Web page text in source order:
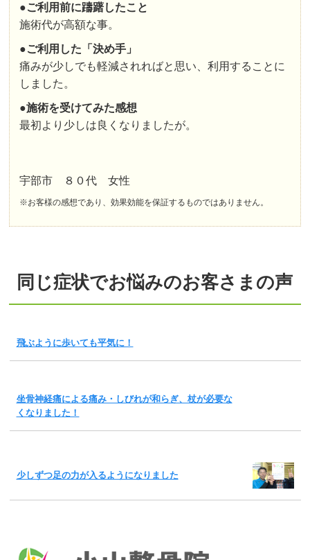
●ご利用前に躊躇したこと
施術代が高額な事。
●ご利用した「決め手」
痛みが少しでも軽減されればと思い、利用することに
しました。
●施術を受けてみた感想
最初より少しは良くなりましたが。
宇部市 ８０代 女性
※お客様の感想であり、効果効能を保証するものではありません。
同じ症状でお悩みのお客さまの声
飛ぶように歩いても平気に！
坐骨神経痛による痛み・しびれが和らぎ、杖が必要な
くなりました！
少しずつ足の力が入るようになりました